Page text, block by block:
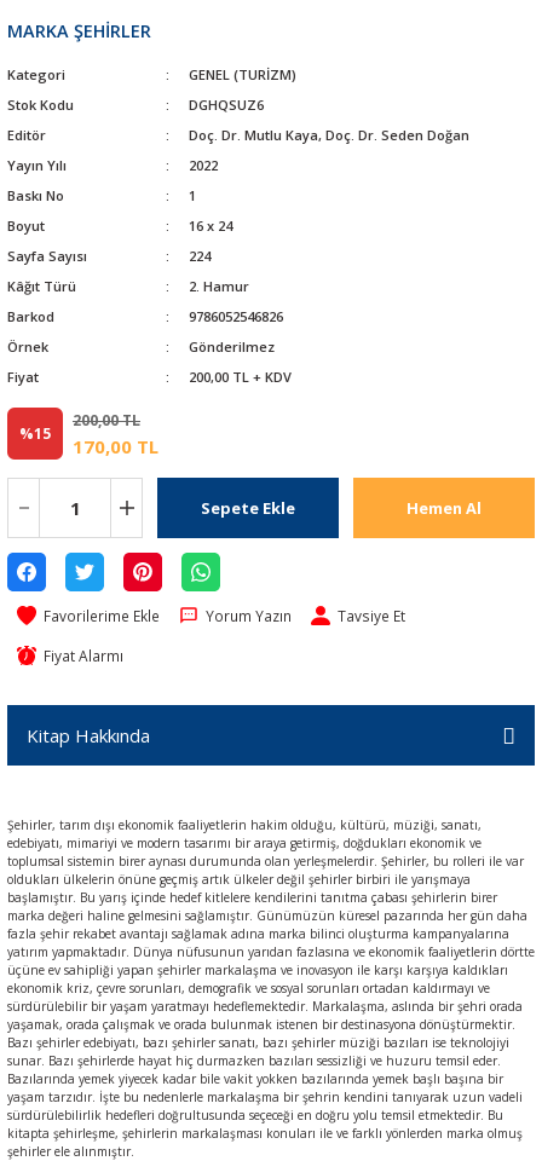
MARKA ŞEHİRLER
Kategori
GENEL (TURİZM)
Stok Kodu
DGHQSUZ6
Editör
Doç. Dr. Mutlu Kaya, Doç. Dr. Seden Doğan
Yayın Yılı
2022
Baskı No
1
Boyut
16 x 24
Sayfa Sayısı
224
Kâğıt Türü
2. Hamur
Barkod
9786052546826
Örnek
Gönderilmez
Fiyat
200,00 TL + KDV
%15
200,00 TL
170,00 TL
Sepete Ekle Hemen Al
Yorum Yazın Tavsiye Et
Fiyat Alarmı
Kitap Hakkında
Şehirler, tarım dışı ekonomik faaliyetlerin hakim olduğu, kültürü, müziği, sanatı,
edebiyatı, mimariyi ve modern tasarımı bir araya getirmiş, doğdukları ekonomik ve
toplumsal sistemin birer aynası durumunda olan yerleşmelerdir. Şehirler, bu rolleri ile var
oldukları ülkelerin önüne geçmiş artık ülkeler değil şehirler birbiri ile yarışmaya
başlamıştır. Bu yarış içinde hedef kitlelere kendilerini tanıtma çabası şehirlerin birer
marka değeri haline gelmesini sağlamıştır. Günümüzün küresel pazarında her gün daha
fazla şehir rekabet avantajı sağlamak adına marka bilinci oluşturma kampanyalarına
yatırım yapmaktadır. Dünya nüfusunun yarıdan fazlasına ve ekonomik faaliyetlerin dörtte
üçüne ev sahipliği yapan şehirler markalaşma ve inovasyon ile karşı karşıya kaldıkları
ekonomik kriz, çevre sorunları, demografik ve sosyal sorunları ortadan kaldırmayı ve
sürdürülebilir bir yaşam yaratmayı hedeflemektedir. Markalaşma, aslında bir şehri orada
yaşamak, orada çalışmak ve orada bulunmak istenen bir destinasyona dönüştürmektir.
Bazı şehirler edebiyatı, bazı şehirler sanatı, bazı şehirler müziği bazıları ise teknolojiyi
sunar. Bazı şehirlerde hayat hiç durmazken bazıları sessizliği ve huzuru temsil eder.
Bazılarında yemek yiyecek kadar bile vakit yokken bazılarında yemek başlı başına bir
yaşam tarzıdır. İşte bu nedenlerle markalaşma bir şehrin kendini tanıyarak uzun vadeli
sürdürülebilirlik hedefleri doğrultusunda seçeceği en doğru yolu temsil etmektedir. Bu
kitapta şehirleşme, şehirlerin markalaşması konuları ile ve farklı yönlerden marka olmuş
şehirler ele alınmıştır.